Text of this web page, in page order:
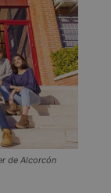
de Alcorcón